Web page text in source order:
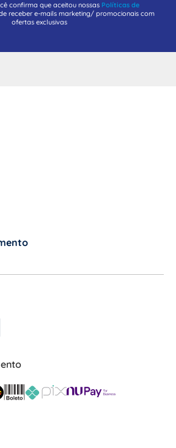
confirma que aceitou nossas Políticas de
receber e-mails marketing/ promocionais com
ofertas exclusivas